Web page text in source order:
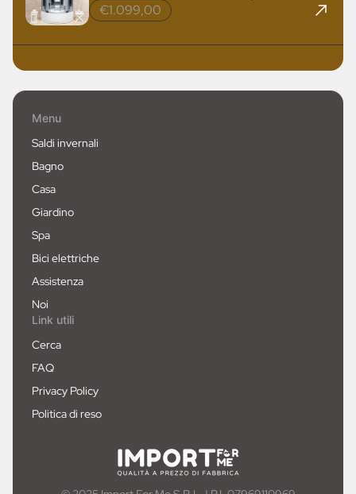
€1.099,00
Menu
Saldi invernali
Bagno
Casa
Giardino
Spa
Bici elettriche
Assistenza
Noi
Link utili
Cerca
FAQ
Privacy Policy
Politica di reso